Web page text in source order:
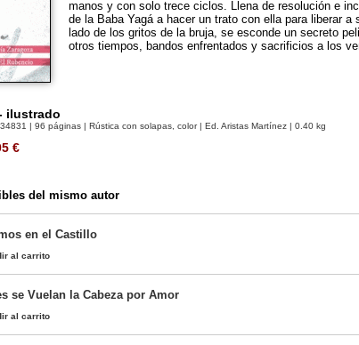
manos y con solo trece ciclos. Llena de resolución e
de la Baba Yagá a hacer un trato con ella para liberar a
lado de los gritos de la bruja, se esconde un secreto
otros tiempos, bandos enfrentados y sacrificios a los
ilustrado
| 96 páginas | Rústica con solapas, color | Ed. Aristas Martínez | 0.40 kg
€
del mismo autor
en el Castillo
al carrito
se Vuelan la Cabeza por Amor
al carrito